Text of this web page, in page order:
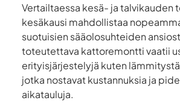
Vertailtaessa kesä- ja talvikauden
kesäkausi mahdollistaa
suotuisien sääolosuhteiden
toteutettava kattoremontti vaatii
erityisjärjestelyjä kuten
jotka nostavat kustannuksia ja
aikatauluja.